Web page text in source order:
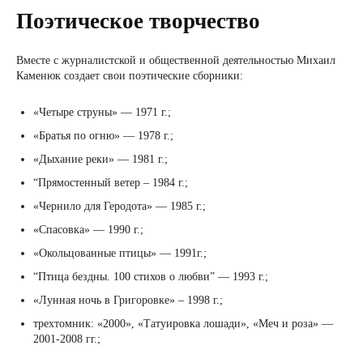
Поэтическое творчество
Вместе с журналистской и общественной деятельностью Михаил
Каменюк создает свои поэтические сборники:
«Четыре струны» — 1971 г.;
«Братья по огню» — 1978 г.;
«Дыхание реки» — 1981 г.;
“Прямостенный ветер – 1984 г.;
«Чернило для Геродота» — 1985 г.;
«Спасовка» — 1990 г.;
«Окольцованные птицы» — 1991г.;
“Птица бездны. 100 стихов о любви” — 1993 г.;
«Лунная ночь в Григоровке» – 1998 г.;
трехтомник: «2000», «Татуировка лошади», «Меч и роза» —
2001-2008 гг.;